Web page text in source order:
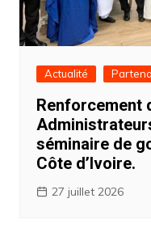
Actualité
Renforcement
séminaire de
Côte d’Ivoire.
27 juillet 2026